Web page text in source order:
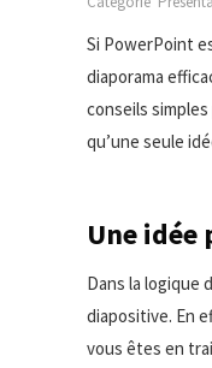
Si PowerPoint
diaporama
conseils simples
qu’une seule
Une
Dans la logique
diapositive. En
vous êtes en